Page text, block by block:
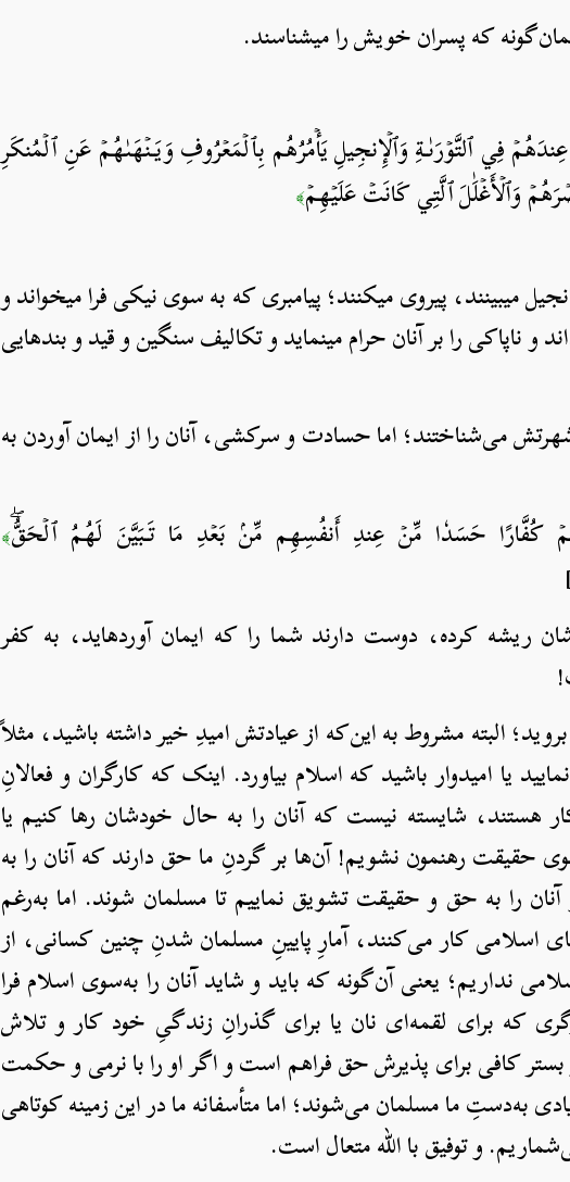
که پسران خویش را می­شناسند.
فِي ٱلتَّوۡرَىٰةِ وَٱلۡإِنجِيلِ يَأۡمُرُهُم بِٱلۡمَعۡرُوفِ وَيَنۡهَىٰهُمۡ عَنِ ٱلۡمُنكَرِ
وَٱلۡأَغۡلَٰلَ ٱلَّتِي كَانَتۡ عَلَيۡهِمۡ﴾
می­بینند، پیروی می­کنند؛ پیامبری که به سوی نیکی فرا می­خواند و
و ناپاکی را بر آنان حرام می­نماید و تکالیف سنگین و قید و بندهایی
می‌شناختند؛ اما حسادت و سرکشی، آنان را از ایمان آوردن به
كُفَّارًا حَسَدٗا مِّنۡ عِندِ أَنفُسِهِم مِّنۢ بَعۡدِ مَا تَبَيَّنَ لَهُمُ ٱلۡحَقُّۖ﴾
کرده، دوست دارند شما را که ایمان آورده­اید، به کفر
البته مشروط به این‌که از عیادتش امیدِ خیر داشته باشید، مثلاً
یا امیدوار باشید که اسلام بیاورد. اینک که کارگران و فعالانِ
هستند، شایسته نیست که آنان را به حال خودشان رها کنیم یا
حقیقت رهنمون نشویم! آن‌ها بر گردنِ ما حق دارند که آنان را به
را به حق و حقیقت تشویق نماییم تا مسلمان شوند. اما به‌رغم
اسلامی کار می‌کنند، آمارِ پایینِ مسلمان شدنِ چنین کسانی، از
نداریم؛ یعنی آن‌گونه که باید و شاید آنان را به‌سوی اسلام فرا
که برای لقمه‌ای نان یا برای گذرانِ زندگیِ خود کار و تلاش
بستر کافی برای پذیرش حق فراهم است و اگر او را با نرمی و حکمت
به‌دستِ ما مسلمان می‌شوند؛ اما متأسفانه ما در این زمینه کوتاهی
و توفیق با الله متعال است.